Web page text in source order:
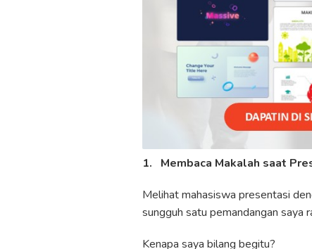
1. Membaca Makalah saat
Melihat mahasiswa presentasi
sungguh satu pemandangan saya
Kenapa saya bilang begitu?